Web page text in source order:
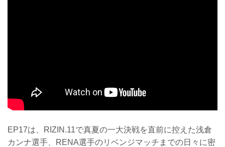
EP17は、RIZIN.11で真夏の一大決戦を直前に控えた浅倉
カンナ選手、RENA選手のリベンジマッチまでの日々に密